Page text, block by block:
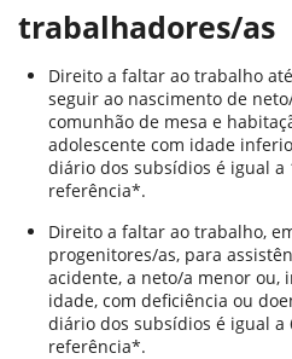
trabalhadores/as
Direito a faltar ao trabalho
seguir ao nascimento de
comunhão de mesa e
adolescente com idade
diário dos subsídios é igual a
referência*.
Direito a faltar ao trabalho,
progenitores/as, para
acidente, a neto/a menor ou,
idade, com deficiência ou
diário dos subsídios é igual a
referência*.